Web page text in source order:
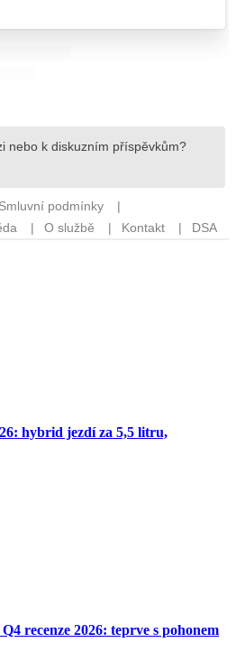
hybrid jezdí za 5,5 litru,
recenze 2026: teprve s pohonem